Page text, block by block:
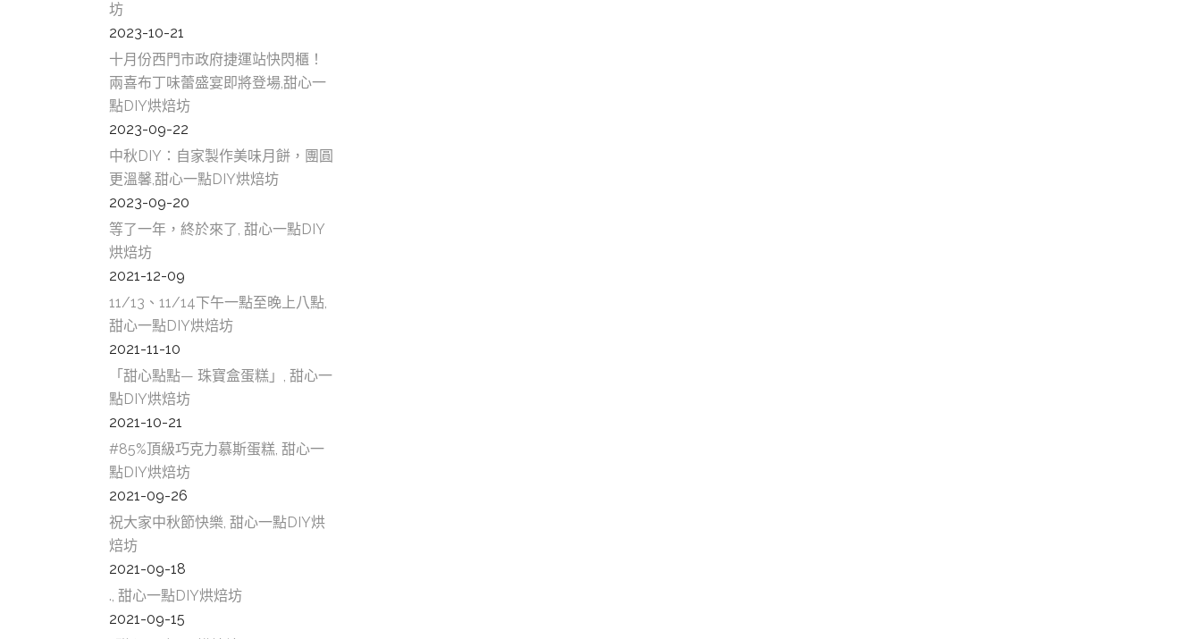
坊
2023-10-21
十月份西門市政府捷運站快閃櫃！
兩喜布丁味蕾盛宴即將登場,甜心一
點DIY烘焙坊
2023-09-22
中秋DIY：自家製作美味月餅，團圓
更溫馨,甜心一點DIY烘焙坊
2023-09-20
等了一年，終於來了, 甜心一點DIY
烘焙坊
2021-12-09
11/13、11/14下午一點至晚上八點,
甜心一點DIY烘焙坊
2021-11-10
「甜心點點— 珠寶盒蛋糕」, 甜心一
點DIY烘焙坊
2021-10-21
#85%頂級巧克力慕斯蛋糕, 甜心一
點DIY烘焙坊
2021-09-26
祝大家中秋節快樂, 甜心一點DIY烘
焙坊
2021-09-18
., 甜心一點DIY烘焙坊
2021-09-15